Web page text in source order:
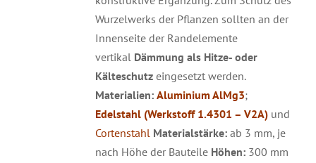
Wurzelwerks der Pflanzen sollten an der
Innenseite der Randelemente
vertikal Dämmung als Hitze- oder
Kälteschutzeingesetzt werden.
Materialien: Aluminium AlMg3;
Edelstahl (Werkstoff 1.4301 – V2A)und
Cortenstahl Materialstärke:ab 3 mm, je
nach Höhe der Bauteile Höhen:300 mm